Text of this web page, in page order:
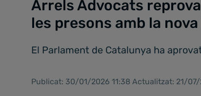
Arrels Advocats
les presons amb la
El Parlament de Catalunya ha
Publicat: 30/01/2026 11:38 Actualitzat: 21/07/